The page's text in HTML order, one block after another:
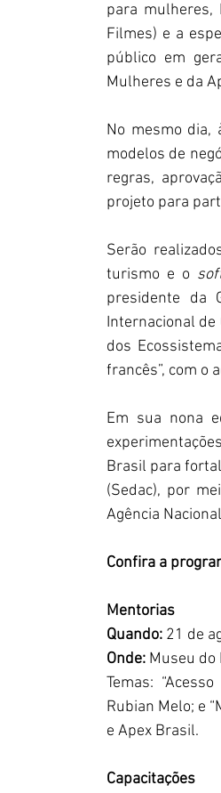
para mulheres,
Filmes) e a
público em
Mulheres e da
No mesmo dia,
modelos de
regras,
projeto para
Serão
turismo e o
presidente da
Internacional de
dos
francês”, com o
Em sua nona
Brasil para
(Sedac), por
Agência
Confira a
Mentorias
Quando: 21 de
Onde: Museu do
Temas:
Rubian Melo; e
e Apex Brasil.
Capacitações